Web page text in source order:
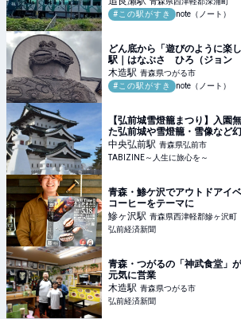
#この駅がすき
note（ノート）
どん底から「遊びのように
駅｜はなぶさ ひろ（ジョン
木造駅 青森県つがる市
#この駅がすき
note（ノート）
【弘前城雪燈籠まつり】入園
た弘前城や雪燈籠・雪像など
る｜青森県 | TABIZINE～人生
中央弘前駅 青森県弘前市
TABIZINE～人生に旅心を～
青森・鯵ケ沢でアウトドアイ
コーヒーをテーマに
鰺ヶ沢駅 青森県西津軽郡鰺ヶ沢町
弘前経済新聞
青森・つがるの「神武食堂」
元気に営業
木造駅 青森県つがる市
弘前経済新聞